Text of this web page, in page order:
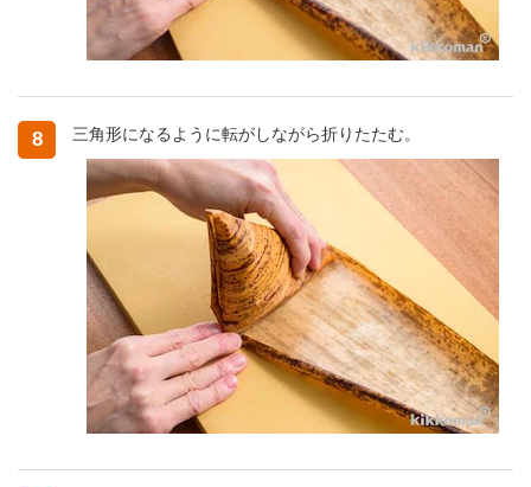
8 三角形になるように転がしながら折りたたむ。